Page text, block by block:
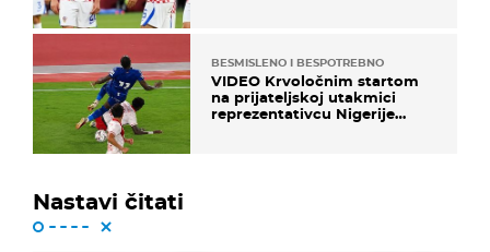
BESMISLENO I BESPOTREBNO
VIDEO Krvoločnim startom
na prijateljskoj utakmici
reprezentativcu Nigerije
Nastavi čitati